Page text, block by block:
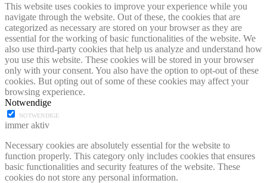
This website uses cookies to improve your experience while you
navigate through the website. Out of these, the cookies that are
categorized as necessary are stored on your browser as they are
essential for the working of basic functionalities of the website. We
also use third-party cookies that help us analyze and understand how
you use this website. These cookies will be stored in your browser
only with your consent. You also have the option to opt-out of these
cookies. But opting out of some of these cookies may affect your
browsing experience.
Notwendige
NOTWENDIGE
immer aktiv
Necessary cookies are absolutely essential for the website to
function properly. This category only includes cookies that ensures
basic functionalities and security features of the website. These
cookies do not store any personal information.